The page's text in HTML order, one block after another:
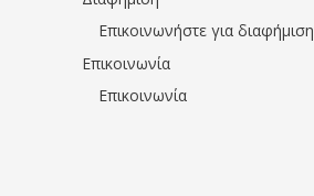
Επικοινωνήστε για διαφήμιση
Επικοινωνία
Επικοινωνία